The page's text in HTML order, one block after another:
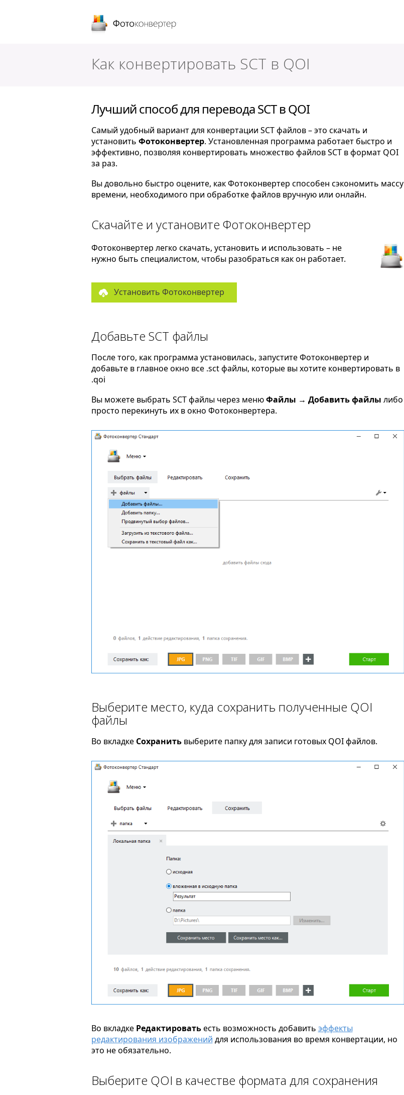
Как конвертировать SCT в QOI
Лучший способ для перевода SCT в QOI
Самый удобный вариант для конвертации SCT файлов – это скачать и
установить Фотоконвертер. Установленная программа работает быстро и
эффективно, позволяя конвертировать множество файлов SCT в формат QOI
за раз.
Вы довольно быстро оцените, как Фотоконвертер способен сэкономить массу
времени, необходимого при обработке файлов вручную или онлайн.
Скачайте и установите Фотоконвертер
Фотоконвертер легко скачать, установить и использовать – не
нужно быть специалистом, чтобы разобраться как он работает.
Установить Фотоконвертер
Добавьте SCT файлы
После того, как программа установилась, запустите Фотоконвертер и
добавьте в главное окно все .sct файлы, которые вы хотите конвертировать в
.qoi
Вы можете выбрать SCT файлы через менюФайлы → Добавить файлы либо
просто перекинуть их в окно Фотоконвертера.
Выберите место, куда сохранить полученные QOI
файлы
Во вкладке Сохранитьвыберите папку для записи готовых QOI файлов.
Во вкладке Редактироватьесть возможность добавить эффекты
редактирования изображений для использования во время конвертации, но
это не обязательно.
Выберите QOI в качестве формата для сохранения